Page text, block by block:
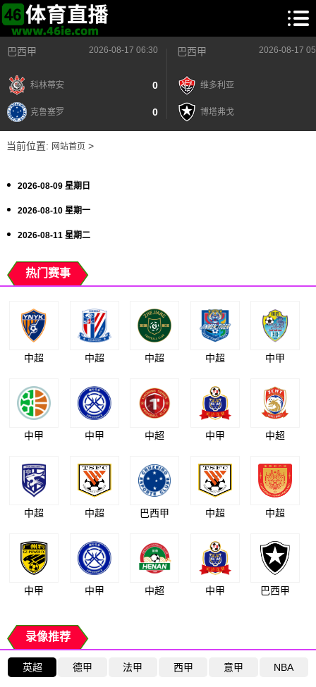
巴西甲 2026-08-17 06:30
科林蒂安 0
克鲁塞罗 0
巴西甲 2026-08-17
维多利亚
博塔弗戈
当前位置: 网站首页>
2026-08-09 星期日
2026-08-10 星期一
2026-08-11 星期二
热门赛事
中超 中超 中超 中超 中甲
中甲 中甲 中超 中甲 中超
中超 中超 巴西甲 中超 中超
中甲 中甲 中超 中甲 巴西甲
录像推荐
英超 德甲 法甲 西甲 意甲 NBA